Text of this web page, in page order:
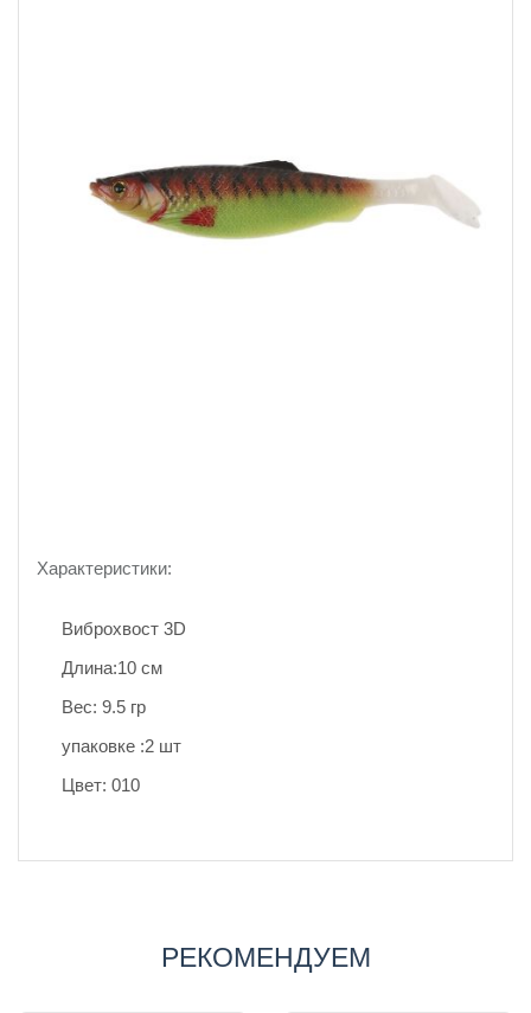
Характеристики:
Виброхвост 3D
Длина:10 см
Вес: 9.5 гр
упаковке :2 шт
Цвет: 010
РЕКОМЕНДУЕМ